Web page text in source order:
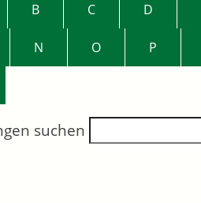
B C D
N O P
suchen